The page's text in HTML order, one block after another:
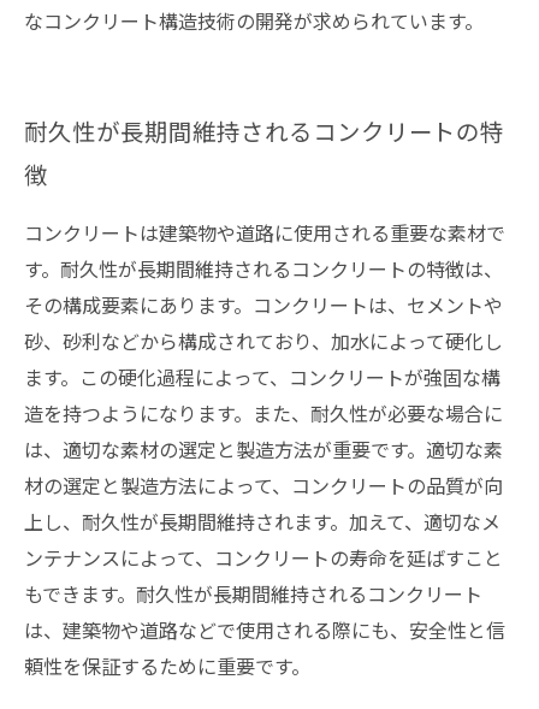
なコンクリート構造技術の開発が求められています。
耐久性が長期間維持されるコンクリートの特
徴
コンクリートは建築物や道路に使用される重要な素材で
す。耐久性が長期間維持されるコンクリートの特徴は、
その構成要素にあります。コンクリートは、セメントや
砂、砂利などから構成されており、加水によって硬化し
ます。この硬化過程によって、コンクリートが強固な構
造を持つようになります。また、耐久性が必要な場合に
は、適切な素材の選定と製造方法が重要です。適切な素
材の選定と製造方法によって、コンクリートの品質が向
上し、耐久性が長期間維持されます。加えて、適切なメ
ンテナンスによって、コンクリートの寿命を延ばすこと
もできます。耐久性が長期間維持されるコンクリート
は、建築物や道路などで使用される際にも、安全性と信
頼性を保証するために重要です。